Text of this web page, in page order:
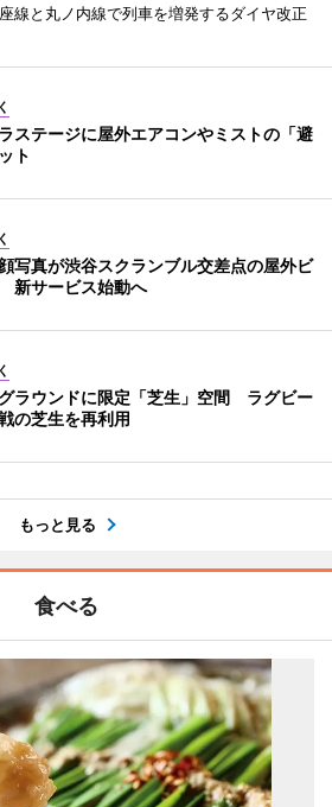
線と丸ノ内線で列車を増発するダイヤ改正
ステージに屋外エアコンやミストの「避
ト
写真が渋谷スクランブル交差点の屋外ビ
新サービス始動へ
ラウンドに限定「芝生」空間 ラグビー
の芝生を再利用
もっと見る
食べる